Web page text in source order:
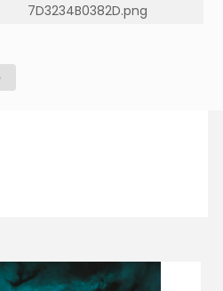
7D3234B0382D.png